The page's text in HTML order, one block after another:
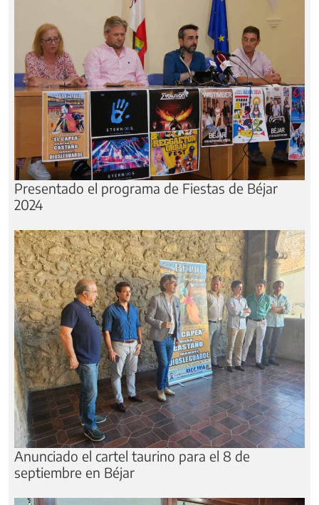
Presentado el programa de Fiestas de Béjar
2024
Anunciado el cartel taurino para el 8 de
septiembre en Béjar